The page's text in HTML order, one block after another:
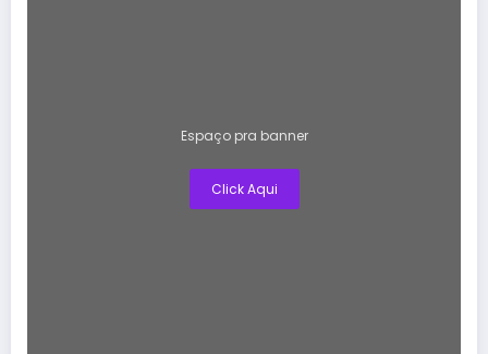
Espaço pra banner
Click Aqui